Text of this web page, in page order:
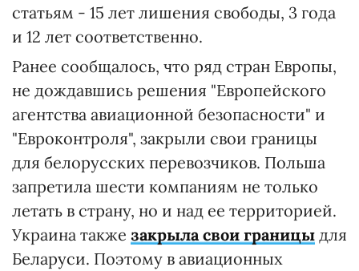
статьям - 15 лет лишения свободы, 3 года
и 12 лет соответственно.
Ранее сообщалось, что ряд стран Европы,
не дождавшись решения "Европейского
агентства авиационной безопасности" и
"Евроконтроля", закрыли свои границы
для белорусских перевозчиков. Польша
запретила шести компаниям не только
летать в страну, но и над ее территорией.
Украина также закрыла свои границы для
Беларуси. Поэтому в авиационных